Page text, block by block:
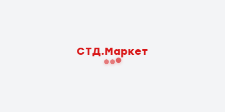
СТД.Маркет